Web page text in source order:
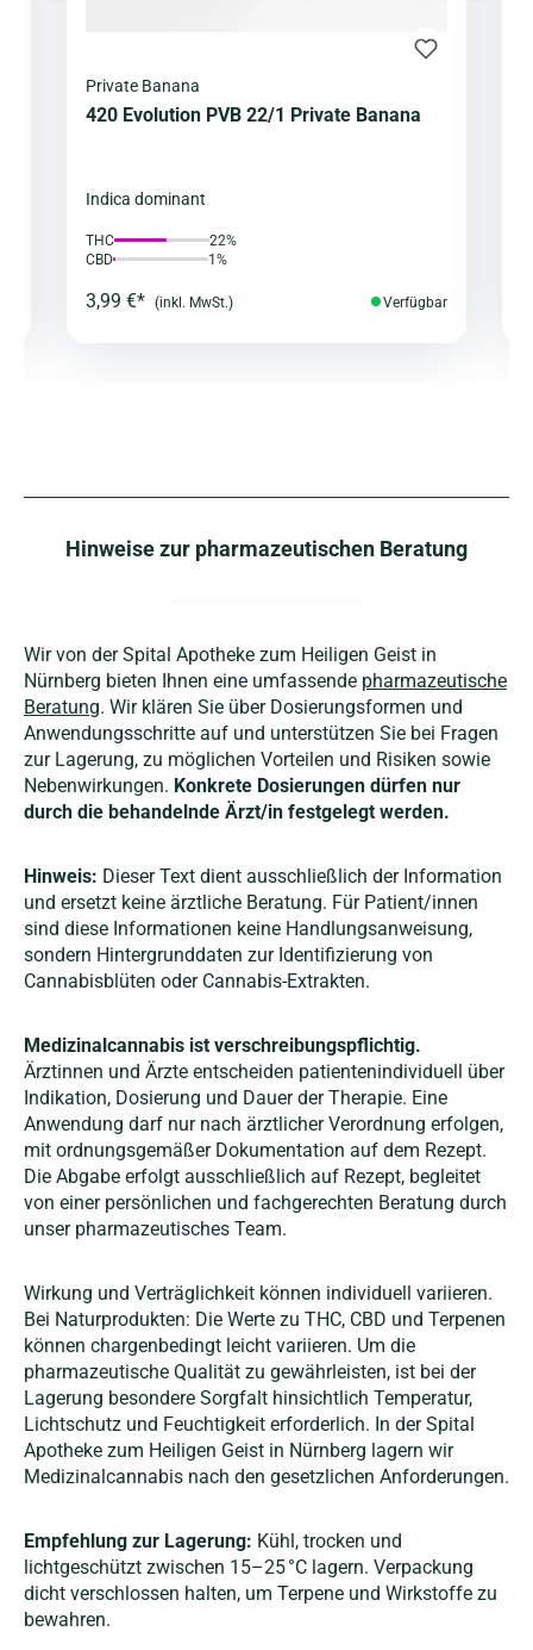
Private Banana
420 Evolution PVB 22/1 Private Banana
Indica dominant
THC
22%
CBD
1%
3,99 €* (inkl. MwSt.) Verfügbar
Hinweise zur pharmazeutischen Beratung
Wir von der Spital Apotheke zum Heiligen Geist in
Nürnberg bieten Ihnen eine umfassende pharmazeutische
Beratung. Wir klären Sie über Dosierungsformen und
Anwendungsschritte auf und unterstützen Sie bei Fragen
zur Lagerung, zu möglichen Vorteilen und Risiken sowie
Nebenwirkungen. Konkrete Dosierungen dürfen nur
durch die behandelnde Ärzt/in festgelegt werden.
Hinweis: Dieser Text dient ausschließlich der Information
und ersetzt keine ärztliche Beratung. Für Patient/innen
sind diese Informationen keine Handlungsanweisung,
sondern Hintergrunddaten zur Identifizierung von
Cannabisblüten oder Cannabis-Extrakten.
Medizinalcannabis ist verschreibungspflichtig.
Ärztinnen und Ärzte entscheiden patientenindividuell über
Indikation, Dosierung und Dauer der Therapie. Eine
Anwendung darf nur nach ärztlicher Verordnung erfolgen,
mit ordnungsgemäßer Dokumentation auf dem Rezept.
Die Abgabe erfolgt ausschließlich auf Rezept, begleitet
von einer persönlichen und fachgerechten Beratung durch
unser pharmazeutisches Team.
Wirkung und Verträglichkeit können individuell variieren.
Bei Naturprodukten: Die Werte zu THC, CBD und Terpenen
können chargenbedingt leicht variieren. Um die
pharmazeutische Qualität zu gewährleisten, ist bei der
Lagerung besondere Sorgfalt hinsichtlich Temperatur,
Lichtschutz und Feuchtigkeit erforderlich. In der Spital
Apotheke zum Heiligen Geist in Nürnberg lagern wir
Medizinalcannabis nach den gesetzlichen Anforderungen.
Empfehlung zur Lagerung: Kühl, trocken und
lichtgeschützt zwischen 15–25 °C lagern. Verpackung
dicht verschlossen halten, um Terpene und Wirkstoffe zu
bewahren.